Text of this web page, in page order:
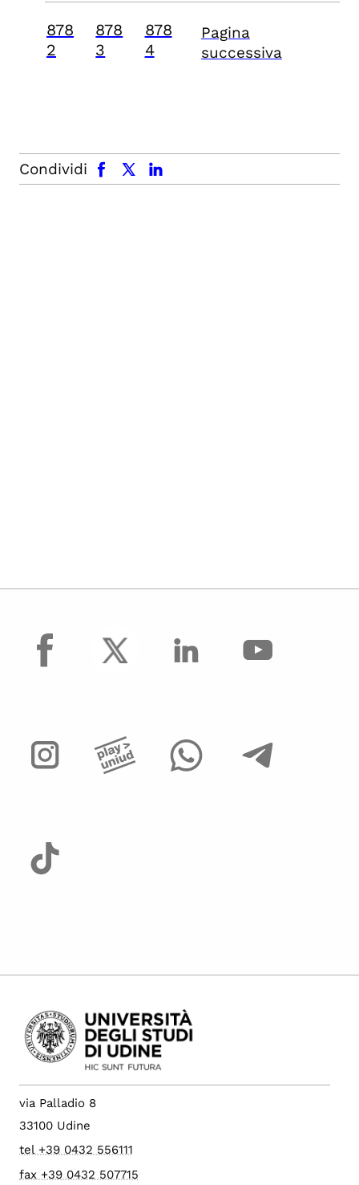
878
2
878
3
878
4
Pagina
successiva
Condividi
facebook x.com linkedin
facebook
via Palladio 8
33100 Udine
tel +39 0432 556111
fax +39 0432 507715